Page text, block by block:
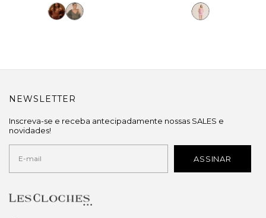
NEWSLETTER
Inscreva-se e receba antecipadamente nossas SALES e
novidades!